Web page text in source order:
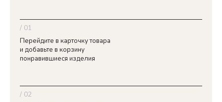
/ 01
Перейдите в карточку товара
и добавьте в корзину
понравившиеся изделия
/ 02